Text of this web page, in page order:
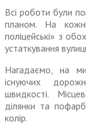
Всі роботи були
планом. На
поліцейські» з
устаткування
Нагадаємо, на
існуючих
швидкості.
ділянки та
колір.